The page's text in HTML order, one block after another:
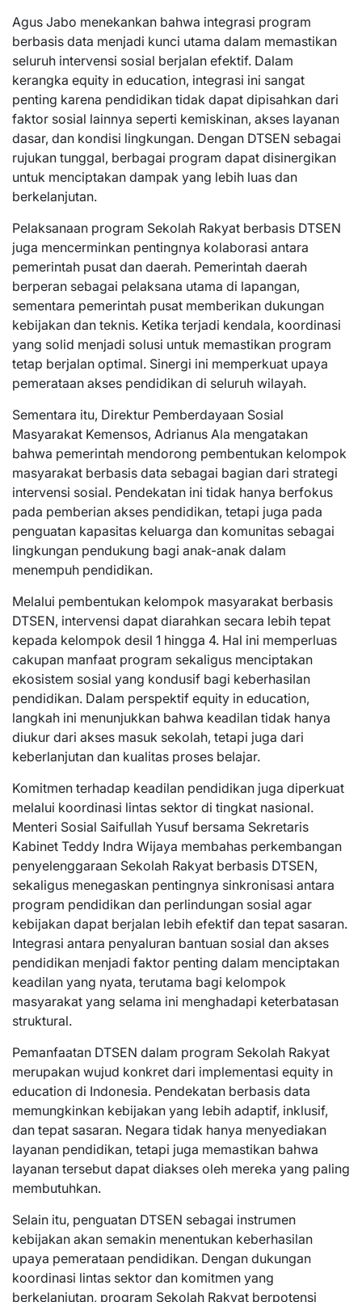
Agus Jabo menekankan bahwa integrasi program
berbasis data menjadi kunci utama dalam memastikan
seluruh intervensi sosial berjalan efektif. Dalam
kerangka equity in education, integrasi ini sangat
penting karena pendidikan tidak dapat dipisahkan dari
faktor sosial lainnya seperti kemiskinan, akses layanan
dasar, dan kondisi lingkungan. Dengan DTSEN sebagai
rujukan tunggal, berbagai program dapat disinergikan
untuk menciptakan dampak yang lebih luas dan
berkelanjutan.
Pelaksanaan program Sekolah Rakyat berbasis DTSEN
juga mencerminkan pentingnya kolaborasi antara
pemerintah pusat dan daerah. Pemerintah daerah
berperan sebagai pelaksana utama di lapangan,
sementara pemerintah pusat memberikan dukungan
kebijakan dan teknis. Ketika terjadi kendala, koordinasi
yang solid menjadi solusi untuk memastikan program
tetap berjalan optimal. Sinergi ini memperkuat upaya
pemerataan akses pendidikan di seluruh wilayah.
Sementara itu, Direktur Pemberdayaan Sosial
Masyarakat Kemensos, Adrianus Ala mengatakan
bahwa pemerintah mendorong pembentukan kelompok
masyarakat berbasis data sebagai bagian dari strategi
intervensi sosial. Pendekatan ini tidak hanya berfokus
pada pemberian akses pendidikan, tetapi juga pada
penguatan kapasitas keluarga dan komunitas sebagai
lingkungan pendukung bagi anak-anak dalam
menempuh pendidikan.
Melalui pembentukan kelompok masyarakat berbasis
DTSEN, intervensi dapat diarahkan secara lebih tepat
kepada kelompok desil 1 hingga 4. Hal ini memperluas
cakupan manfaat program sekaligus menciptakan
ekosistem sosial yang kondusif bagi keberhasilan
pendidikan. Dalam perspektif equity in education,
langkah ini menunjukkan bahwa keadilan tidak hanya
diukur dari akses masuk sekolah, tetapi juga dari
keberlanjutan dan kualitas proses belajar.
Komitmen terhadap keadilan pendidikan juga diperkuat
melalui koordinasi lintas sektor di tingkat nasional.
Menteri Sosial Saifullah Yusuf bersama Sekretaris
Kabinet Teddy Indra Wijaya membahas perkembangan
penyelenggaraan Sekolah Rakyat berbasis DTSEN,
sekaligus menegaskan pentingnya sinkronisasi antara
program pendidikan dan perlindungan sosial agar
kebijakan dapat berjalan lebih efektif dan tepat sasaran.
Integrasi antara penyaluran bantuan sosial dan akses
pendidikan menjadi faktor penting dalam menciptakan
keadilan yang nyata, terutama bagi kelompok
masyarakat yang selama ini menghadapi keterbatasan
struktural.
Pemanfaatan DTSEN dalam program Sekolah Rakyat
merupakan wujud konkret dari implementasi equity in
education di Indonesia. Pendekatan berbasis data
memungkinkan kebijakan yang lebih adaptif, inklusif,
dan tepat sasaran. Negara tidak hanya menyediakan
layanan pendidikan, tetapi juga memastikan bahwa
layanan tersebut dapat diakses oleh mereka yang paling
membutuhkan.
Selain itu, penguatan DTSEN sebagai instrumen
kebijakan akan semakin menentukan keberhasilan
upaya pemerataan pendidikan. Dengan dukungan
koordinasi lintas sektor dan komitmen yang
berkelanjutan, program Sekolah Rakyat berpotensi